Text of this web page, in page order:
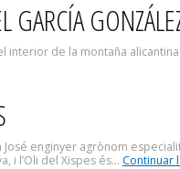
GARCÍA
interior de la montaña
enginyer agrònom
i l’Oli del Xispes és... Continuar